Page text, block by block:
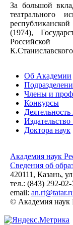
За большой
театрального
(1974),
Российской
Об Академии
Члены и
Конкурсы
Доктора наук
Академия наук
Сведения об
420111, Казань,
тел.: (843) 292-02-
email:
© Академия наук